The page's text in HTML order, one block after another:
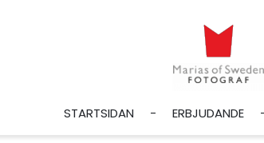
STARTSIDAN ERBJUDANDE